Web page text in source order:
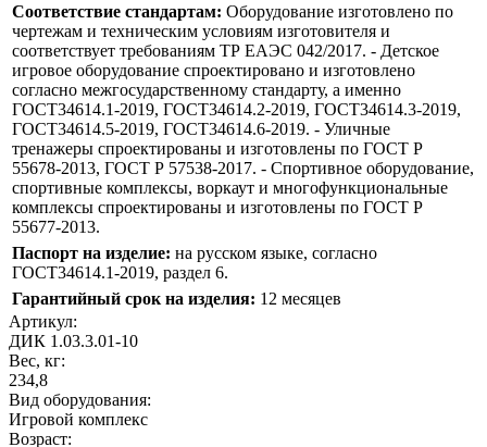
Соответствие стандартам: Оборудование изготовлено по
чертежам и техническим условиям изготовителя и
соответствует требованиям ТР ЕАЭС 042/2017. - Детское
игровое оборудование спроектировано и изготовлено
согласно межгосударственному стандарту, а именно
ГОСТ34614.1-2019, ГОСТ34614.2-2019, ГОСТ34614.3-2019,
ГОСТ34614.5-2019, ГОСТ34614.6-2019. - Уличные
тренажеры спроектированы и изготовлены по ГОСТ Р
55678-2013, ГОСТ Р 57538-2017. - Спортивное оборудование,
спортивные комплексы, воркаут и многофункциональные
комплексы спроектированы и изготовлены по ГОСТ Р
55677-2013.
Паспорт на изделие: на русском языке, согласно
ГОСТ34614.1-2019, раздел 6.
Гарантийный срок на изделия: 12 месяцев
Артикул:
ДИК 1.03.3.01-10
Вес, кг:
234,8
Вид оборудования:
Игровой комплекс
Возраст: